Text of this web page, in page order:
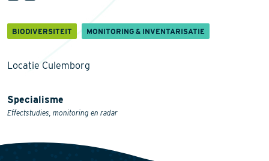
BIODIVERSITEIT MONITORING & INVENTARISATIE
Locatie Culemborg
Specialisme
Effectstudies, monitoring en radar